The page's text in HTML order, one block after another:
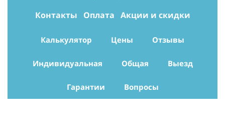
Контакты
Оплата Акции и скидки
Калькулятор Цены Отзывы
Индивидуальная Общая Выезд
Гарантии Вопросы